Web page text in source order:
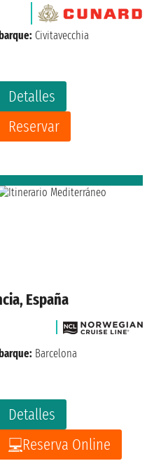
Detalles
Reservar
Civitavecchia
España
Detalles
Reserva Online
Barcelona